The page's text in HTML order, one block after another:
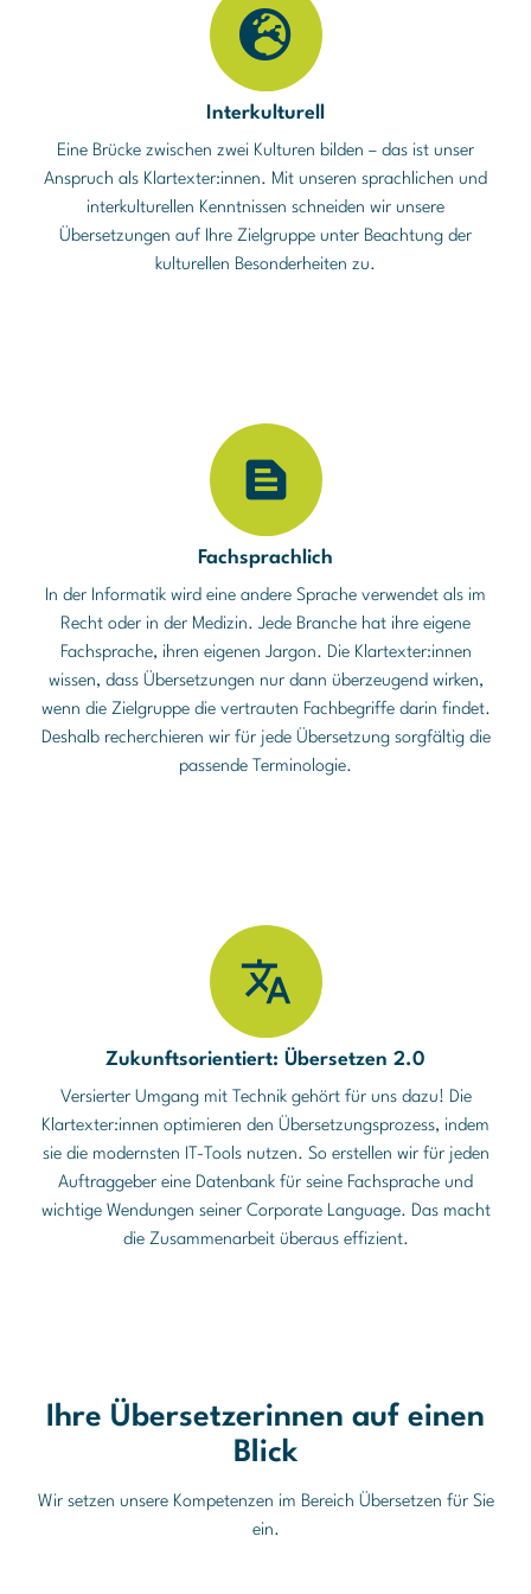
Interkulturell
Eine Brücke zwischen zwei Kulturen bilden – das ist unser
Anspruch als Klartexter:innen. Mit unseren sprachlichen und
interkulturellen Kenntnissen schneiden wir unsere
Übersetzungen auf Ihre Zielgruppe unter Beachtung der
kulturellen Besonderheiten zu.
Fachsprachlich
In der Informatik wird eine andere Sprache verwendet als im
Recht oder in der Medizin. Jede Branche hat ihre eigene
Fachsprache, ihren eigenen Jargon. Die Klartexter:innen
wissen, dass Übersetzungen nur dann überzeugend wirken,
wenn die Zielgruppe die vertrauten Fachbegriffe darin findet.
Deshalb recherchieren wir für jede Übersetzung sorgfältig die
passende Terminologie.
Zukunftsorientiert: Übersetzen 2.0
Versierter Umgang mit Technik gehört für uns dazu! Die
Klartexter:innen optimieren den Übersetzungsprozess, indem
sie die modernsten IT-Tools nutzen. So erstellen wir für jeden
Auftraggeber eine Datenbank für seine Fachsprache und
wichtige Wendungen seiner Corporate Language. Das macht
die Zusammenarbeit überaus effizient.
Ihre Übersetzerinnen auf einen
Blick
Wir setzen unsere Kompetenzen im Bereich Übersetzen für Sie
ein.